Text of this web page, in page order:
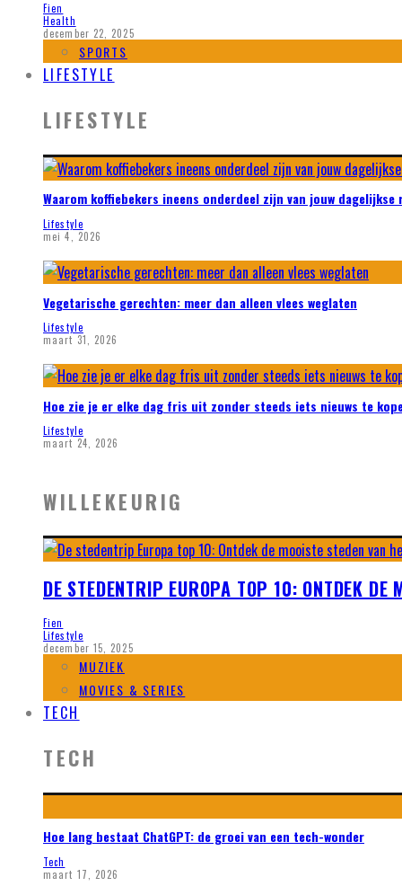
Fien
Health
december 22, 2025
SPORTS
LIFESTYLE
LIFESTYLE
Waarom koffiebekers ineens onderdeel zijn van jouw
Lifestyle
mei 4, 2026
Vegetarische gerechten: meer dan alleen vlees weglaten
Lifestyle
maart 31, 2026
Hoe zie je er elke dag fris uit zonder steeds iets nieuws te
Lifestyle
maart 24, 2026
WILLEKEURIG
DE STEDENTRIP EUROPA TOP 10: ONTDEK DE
Fien
Lifestyle
december 15, 2025
MUZIEK
MOVIES & SERIES
TECH
TECH
Hoe lang bestaat ChatGPT: de groei van een tech-wonder
Tech
maart 17, 2026